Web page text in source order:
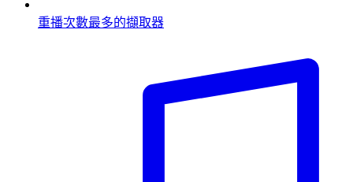
重播次數最多的擷取器